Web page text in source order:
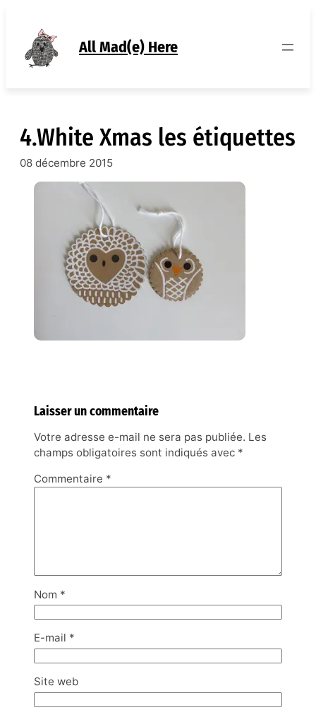
contenu
All Mad(e) Here
4.White Xmas les étiquettes
08 décembre 2015
Laisser un commentaire
Votre adresse e-mail ne sera pas publiée. Les
champs obligatoires sont indiqués avec *
Commentaire *
Nom *
E-mail *
Site web